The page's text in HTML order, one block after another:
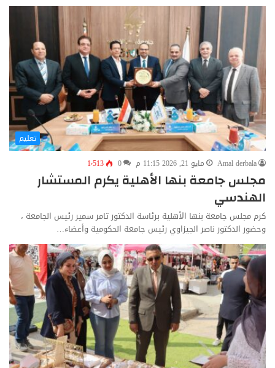
تعليم
Amal derbala
مايو 21, 2026 11:15 م 0 1٬513
مجلس جامعة بنها الأهلية يكرم المستشار
الهندسي
كرم مجلس جامعة بنها الأهلية برئاسة الدكتور تامر سمير رئيس الجامعة ،
وحضور الدكتور ناصر الجيزاوي رئيس جامعة الحكومية وأعضاء…